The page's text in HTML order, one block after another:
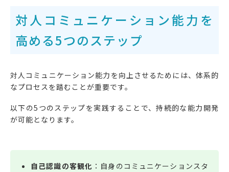
対人コミュニケーション能力を
高める5つのステップ
対人コミュニケーション能力を向上させるためには、体系的
なプロセスを踏むことが重要です。
以下の5つのステップを実践することで、持続的な能力開発
が可能となります。
自己認識の客観化 ：自身のコミュニケーションスタ